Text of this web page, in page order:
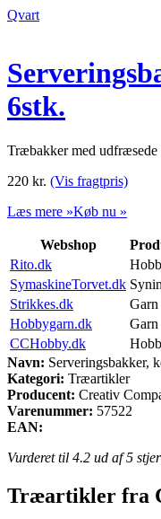
Qvart
6stk.
Træbakker med udfræsede
220 kr. (Vis fragtpris)
Læs mere »Køb nu »
Webshop
Rito.dk
SymaskineTorvet.dk
Strikkes.dk
Garn
Hobbygarn.dk
Garn
CCHobby.dk
Navn: Serveringsbakker,
Kategori: Træartikler
Producent: Creativ
Varenummer: 57522
EAN:
Vurderet til 4.2 ud af 5
Træartikler fra